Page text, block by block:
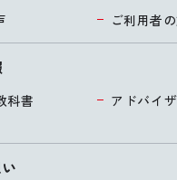
ご利用者
科書
アドバイ